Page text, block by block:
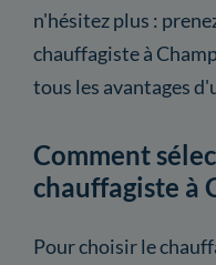
n'hésitez plus :
chauffagiste à
tous les avantages
Comment
chauffagiste à
Pour choisir le